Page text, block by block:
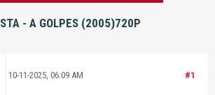
- A GOLPES (2005)720P
#1
10-11-2025, 06:09 AM